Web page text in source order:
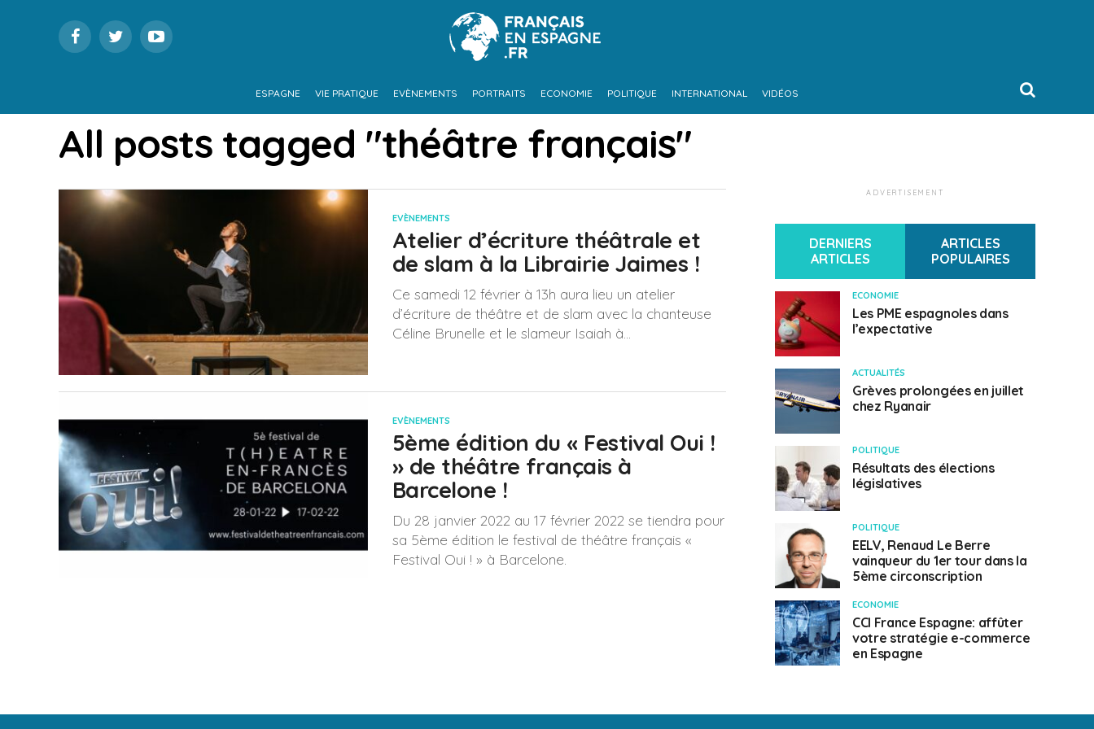
ESPAGNE VIE PRATIQUE EVÈNEMENTS PORTRAITS ECONOMIE POLITIQUE INTERNATIONAL VIDÉOS
All posts tagged "théâtre français"
EVÈNEMENTS
Atelier d’écriture théâtrale et
de slam à la Librairie Jaimes !
Ce samedi 12 février à 13h aura lieu un atelier
d’écriture de théâtre et de slam avec la chanteuse
Céline Brunelle et le slameur Isaiah à...
EVÈNEMENTS
5ème édition du « Festival Oui !
» de théâtre français à
Barcelone !
Du 28 janvier 2022 au 17 février 2022 se tiendra pour
sa 5ème édition le festival de théâtre français «
Festival Oui ! » à Barcelone.
ADVERTISEMENT
DERNIERS
ARTICLES
ARTICLES
POPULAIRES
ECONOMIE
Les PME espagnoles dans
l’expectative
ACTUALITÉS
Grèves prolongées en juillet
chez Ryanair
POLITIQUE
Résultats des élections
législatives
POLITIQUE
EELV, Renaud Le Berre
vainqueur du 1er tour dans la
5ème circonscription
ECONOMIE
CCI France Espagne: affûter
votre stratégie e-commerce
en Espagne